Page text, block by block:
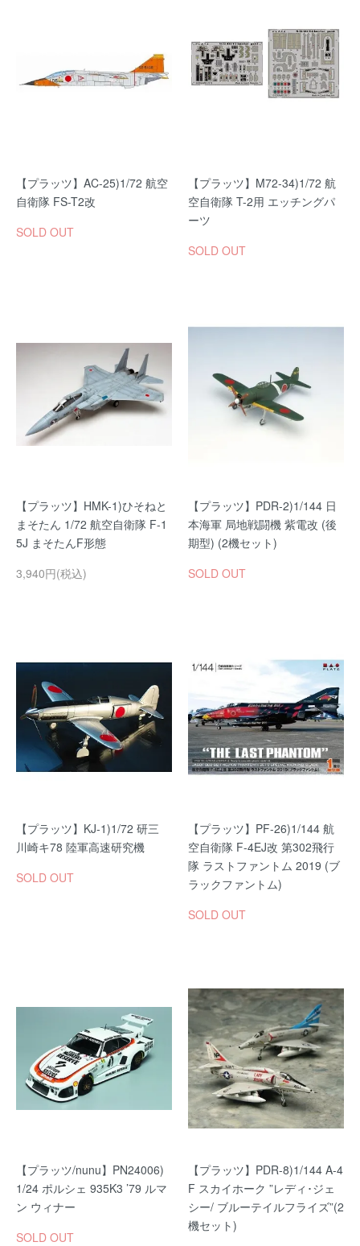
【プラッツ】AC-25)1/72 航空
自衛隊 FS-T2改
SOLD OUT
【プラッツ】M72-34)1/72 航
空自衛隊 T-2用 エッチングパ
ーツ
SOLD OUT
【プラッツ】HMK-1)ひそねと
まそたん 1/72 航空自衛隊 F-1
5J まそたんF形態
3,940円(税込)
【プラッツ】PDR-2)1/144 日
本海軍 局地戦闘機 紫電改 (後
期型) (2機セット)
SOLD OUT
【プラッツ】KJ-1)1/72 研三
川崎キ78 陸軍高速研究機
SOLD OUT
【プラッツ】PF-26)1/144 航
空自衛隊 F-4EJ改 第302飛行
隊 ラストファントム 2019 (ブ
ラックファントム)
SOLD OUT
【プラッツ/nunu】PN24006)
1/24 ポルシェ 935K3 ’79 ルマ
ン ウィナー
SOLD OUT
【プラッツ】PDR-8)1/144 A-4
F スカイホーク ”レディ･ジェ
シー/ ブルーテイルフライズ”(2
機セット)